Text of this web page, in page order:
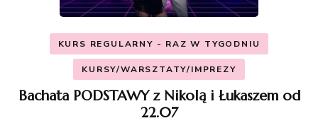
KURS REGULARNY - RAZ W TYGODNIU
KURSY/WARSZTATY/IMPREZY
Bachata PODSTAWY z Nikolą i Łukaszem od
22.07